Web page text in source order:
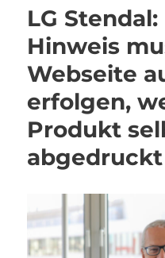
LG
Hinweis
Webseite
erfolgen,
Produkt